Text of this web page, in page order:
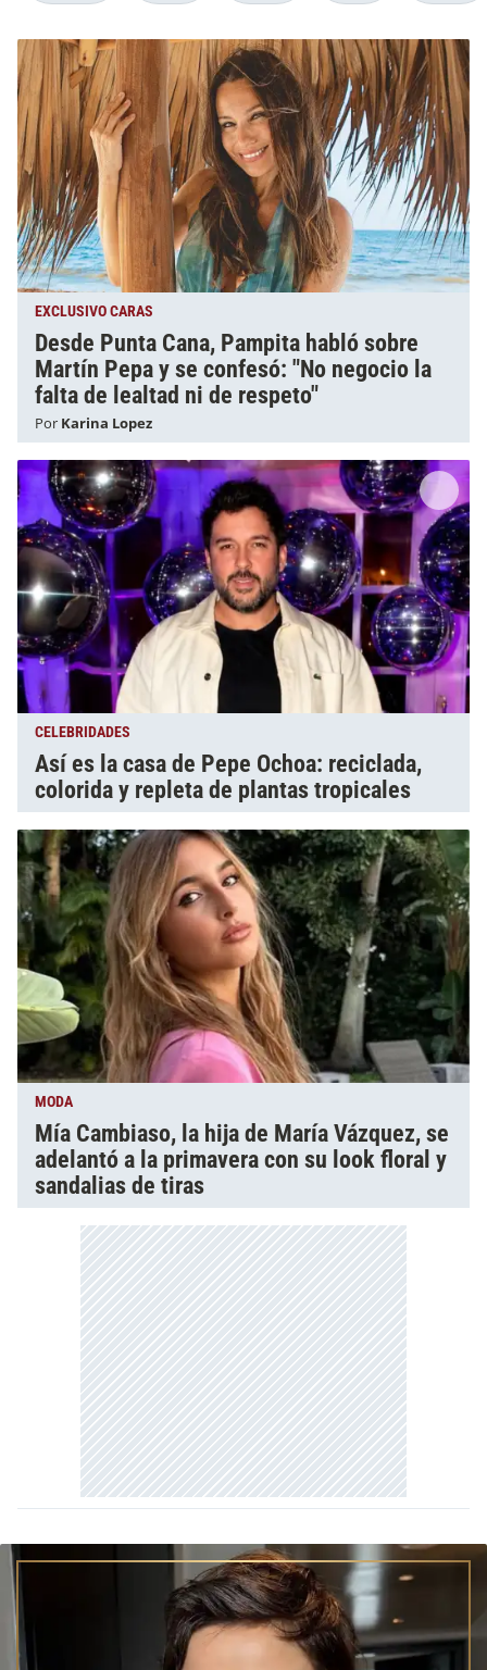
EXCLUSIVO CARAS
Desde Punta Cana, Pampita habló sobre
Martín Pepa y se confesó: "No negocio la
falta de lealtad ni de respeto"
Por Karina Lopez
CELEBRIDADES
Así es la casa de Pepe Ochoa: reciclada,
colorida y repleta de plantas tropicales
MODA
Mía Cambiaso, la hija de María Vázquez, se
adelantó a la primavera con su look floral y
sandalias de tiras